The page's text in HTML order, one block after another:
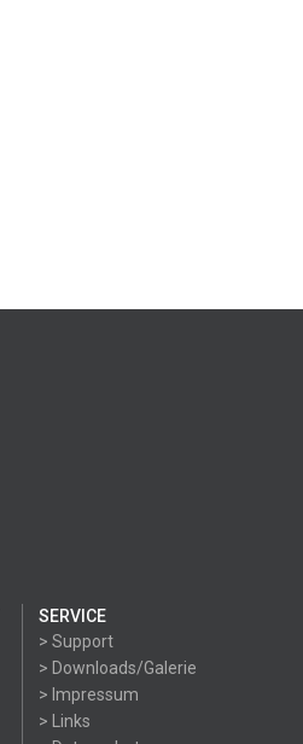
SERVICE
> Support
> Downloads/Galerie
> Impressum
> Links